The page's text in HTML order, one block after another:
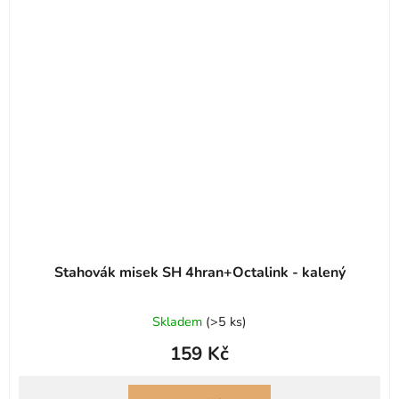
Stahovák misek SH 4hran+Octalink - kalený
Skladem (>5 ks)
159 Kč